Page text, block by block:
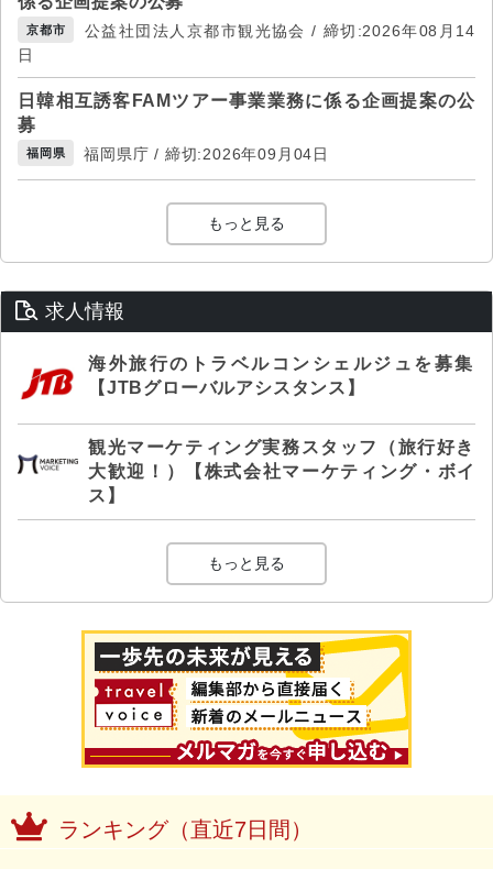
京都市
公益社団法人京都市観光協会 / 締切:2026年08月14
日
日韓相互誘客FAMツアー事業業務に係る企画提案の公
募
福岡県 福岡県庁 / 締切:2026年09月04日
もっと見る
求人情報
海外旅行のトラベルコンシェルジュを募集
【JTBグローバルアシスタンス】
観光マーケティング実務スタッフ（旅行好き
大歓迎！）【株式会社マーケティング・ボイ
ス】
もっと見る
ランキング（直近7日間）